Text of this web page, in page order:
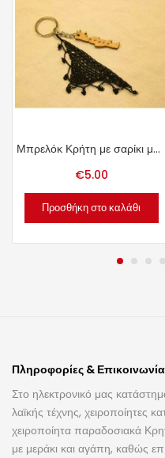
Μπρελόκ Κρήτη με σαρίκι μαύρο.
€5.00
Προσθήκη στο καλάθι
Πληροφορίες & Επικοινωνία
Στο ηλεκτρονικό μας
λαϊκής τέχνης, χειροποίητες
χειροποίητα παραδοσιακά
με μεράκι και αγάπη, καθώς